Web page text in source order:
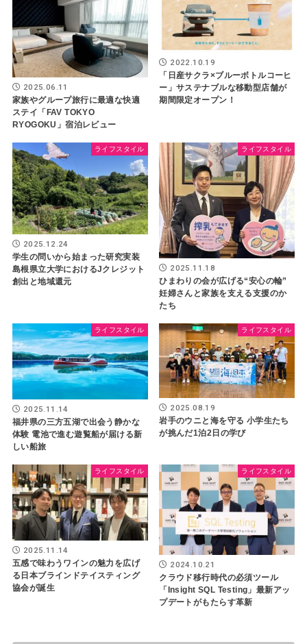
2025.06.11
家族やグループ旅行に最適な快適
ステイ「FAV TOKYO
RYOGOKU」宿泊レビュー
2022.10.19
「日産サクラ×ブルーボトルコーヒ
ー」サステナブルな移動型店舗が
期間限定オープン！
ライフスタイル
2025.12.24
学生の問いから始まった研究実装
島根県立大学におけるJクレジット
創出と地域還元
ライフスタイル
2025.11.18
ひまわりの会が広げる“安心の輪”
妊婦さんと家族を支える支援のか
たち
ライフスタイル
2025.11.14
福井県の三方五湖で出会う静かな
体験 電池で進む遊覧船が届ける新
しい船旅
ライフスタイル
2025.08.19
岩手のウニと海を守る 小学生たち
が挑んだ1泊2日の学び
ライフスタイル
2025.11.14
五感で味わうワインの魅力を広げ
る日本ブラインドテイスティング
協会が誕生
ライフスタイル
2024.10.21
クラウド移行時代の必須ツール
「Insight SQL Testing」最新アッ
プデートがもたらす革新